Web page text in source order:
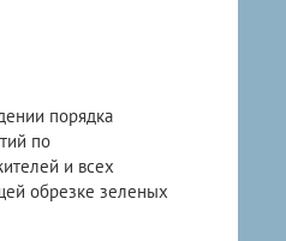
порядка
по
и всех
обрезке зеленых